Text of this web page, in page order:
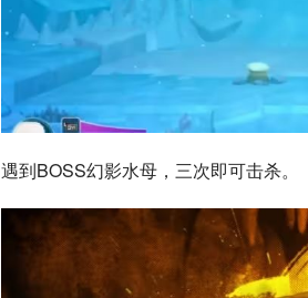
遇到BOSS幻影水母，三次即可击杀。